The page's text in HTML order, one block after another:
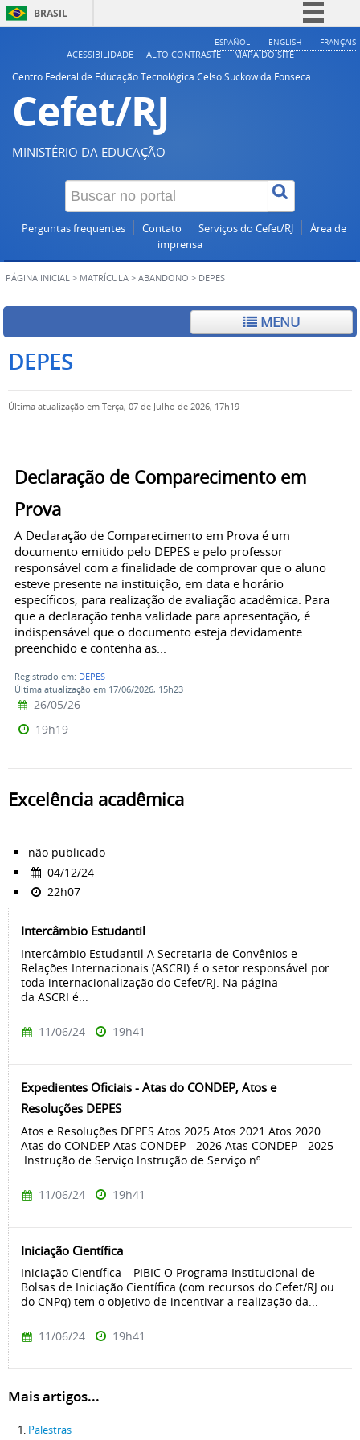
BRASIL
Simplifique!
ESPAÑOL ENGLISH FRANÇAIS
ACESSIBILIDADE ALTO CONTRASTE
MAPA DO SITE
Centro Federal de Educação Tecnológica Celso Suckow da Fonseca
Cefet/RJ
MINISTÉRIO DA EDUCAÇÃO
Perguntas frequentes Contato Serviços do Cefet/RJ
Área de
imprensa
PÁGINA INICIAL > MATRÍCULA > ABANDONO > DEPES
MENU
DEPES
Última atualização em Terça, 07 de Julho de 2026, 17h19
Declaração de Comparecimento em
Prova
A Declaração de Comparecimento em Prova é um
documento emitido pelo DEPES e pelo professor
responsável com a finalidade de comprovar que o aluno
esteve presente na instituição, em data e horário
específicos, para realização de avaliação acadêmica. Para
que a declaração tenha validade para apresentação, é
indispensável que o documento esteja devidamente
preenchido e contenha as...
Registrado em: DEPES
Última atualização em 17/06/2026, 15h23
26/05/26
19h19
Excelência acadêmica
não publicado
04/12/24
22h07
Intercâmbio Estudantil
Intercâmbio Estudantil A Secretaria de Convênios e
Relações Internacionais (ASCRI) é o setor responsável por
toda internacionalização do Cefet/RJ. Na página
da ASCRI é...
11/06/24 19h41
Expedientes Oficiais - Atas do CONDEP, Atos e
Resoluções DEPES
Atos e Resoluções DEPES Atos 2025 Atos 2021 Atos 2020
Atas do CONDEP Atas CONDEP - 2026 Atas CONDEP - 2025
Instrução de Serviço Instrução de Serviço nº...
11/06/24 19h41
Iniciação Científica
Iniciação Científica – PIBIC O Programa Institucional de
Bolsas de Iniciação Científica (com recursos do Cefet/RJ ou
do CNPq) tem o objetivo de incentivar a realização da...
11/06/24 19h41
Mais artigos...
Palestras